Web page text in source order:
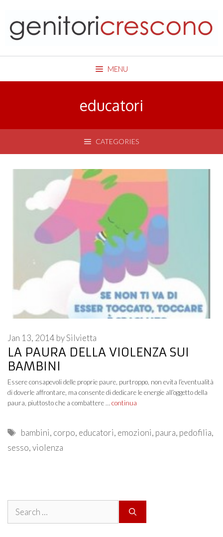
content
MENU
educatori
CATEGORIES
LA PAURA DELLA VIOLENZA SUI
BAMBINI
Jan 13, 2014 bySilvietta
Essere consapevoli delle proprie paure, purtroppo, non evita l’eventualità
di doverle affrontare, ma consente di dedicare le energie all’oggetto della
paura, piuttosto che a combattere … continua
Tags
bambini, corpo, educatori, emozioni, paura, pedofilia,
sesso,violenza
Search